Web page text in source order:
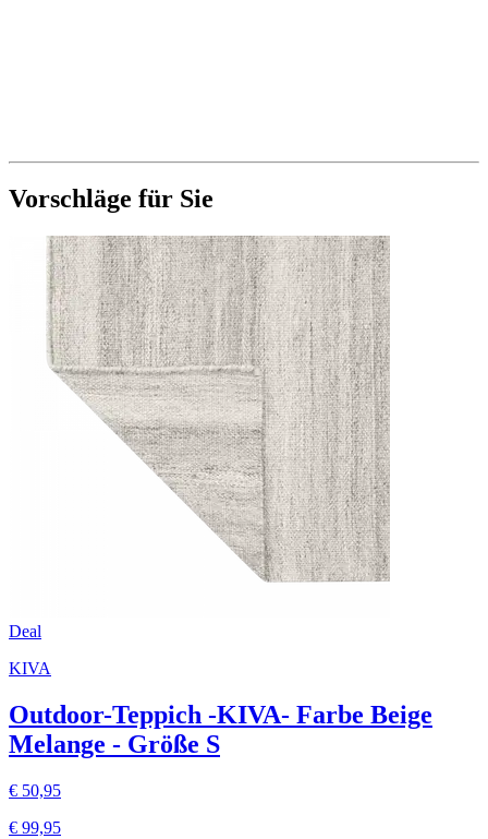
Vorschläge für Sie
Deal
KIVA
Outdoor-Teppich -KIVA- Farbe Beige
Melange - Größe S
€ 50,95
€ 99,95